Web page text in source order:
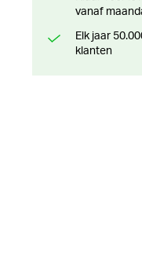
vanaf
Elk jaar 50.000 tevreden
klanten